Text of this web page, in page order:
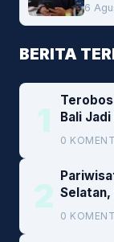
6
BERITA
1
Bali
Daerah
0
2 Selatan,
0